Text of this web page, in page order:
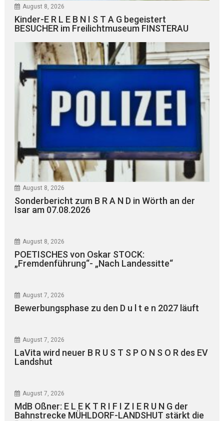
August 8, 2026
Kinder-E R L E B N I S T A G begeistert
BESUCHER im Freilichtmuseum FINSTERAU
August 8, 2026
Sonderbericht zum B R A N D in Wörth an der
Isar am 07.08.2026
August 8, 2026
POETISCHES von Oskar STOCK:
„Fremdenführung“- „Nach Landessitte“
August 7, 2026
Bewerbungsphase zu den D u l t e n 2027 läuft
August 7, 2026
LaVita wird neuer B R U S T S P O N S O R des EV
Landshut
August 7, 2026
MdB Oßner: E L E K T R I F I Z I E R U N G der
Bahnstrecke MÜHLDORF-LANDSHUT stärkt die